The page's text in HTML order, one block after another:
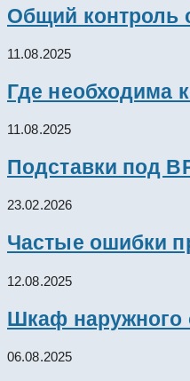
Общий
11.08.2025
Где необходима
11.08.2025
Подставки под
23.02.2026
Частые ошибки
12.08.2025
Шкаф наружного
06.08.2025